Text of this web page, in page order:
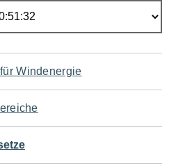
Windenergie